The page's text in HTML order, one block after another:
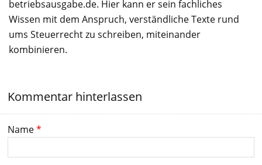
betriebsausgabe.de. Hier kann er sein fachliches
Wissen mit dem Anspruch, verständliche Texte rund
ums Steuerrecht zu schreiben, miteinander
kombinieren.
Kommentar hinterlassen
Name*